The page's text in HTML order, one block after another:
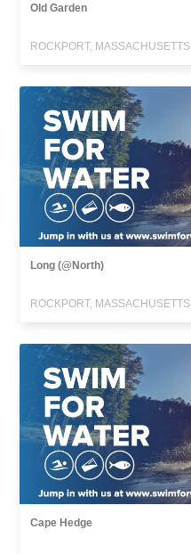
Old Garden
ROCKPORT, MASSACHUSETTS
Long (@North)
ROCKPORT, MASSACHUSETTS
Cape Hedge